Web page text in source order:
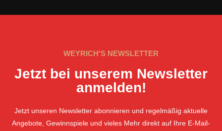
WEYRICH'S NEWSLETTER
Jetzt bei unserem Newsletter
anmelden!
Jetzt unseren Newsletter abonnieren und regelmäßig aktuelle
Angebote, Gewinnspiele und vieles Mehr direkt auf Ihre E-Mail-